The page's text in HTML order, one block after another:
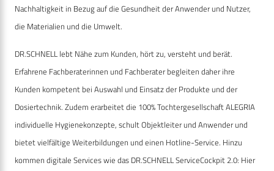
Nachhaltigkeit in Bezug auf die Gesundheit der Anwender und Nutzer,
die Materialien und die Umwelt.
DR.SCHNELL lebt Nähe zum Kunden, hört zu, versteht und berät.
Erfahrene Fachberaterinnen und Fachberater begleiten daher ihre
Kunden kompetent bei Auswahl und Einsatz der Produkte und der
Dosiertechnik. Zudem erarbeitet die 100% Tochtergesellschaft ALEGRIA
individuelle Hygienekonzepte, schult Objektleiter und Anwender und
bietet vielfältige Weiterbildungen und einen Hotline-Service. Hinzu
kommen digitale Services wie das DR.SCHNELL ServiceCockpit 2.0: Hier